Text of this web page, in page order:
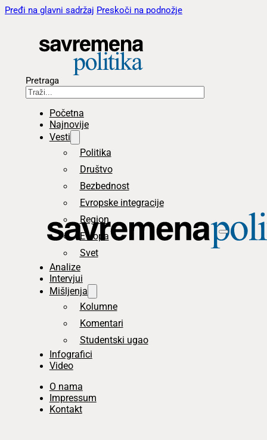
Pređi na glavni sadržaj Preskoči na podnožje
Pretraga
Početna
Najnovije
Vesti
Politika
Društvo
Bezbednost
Evropske integracije
Region
Evropa
Svet
Analize
Intervjui
Mišljenja
Kolumne
Komentari
Studentski ugao
Infografici
Video
O nama
Impressum
Kontakt